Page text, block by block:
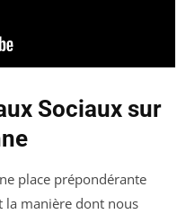
Sociaux sur
place prépondérante
la manière dont nous